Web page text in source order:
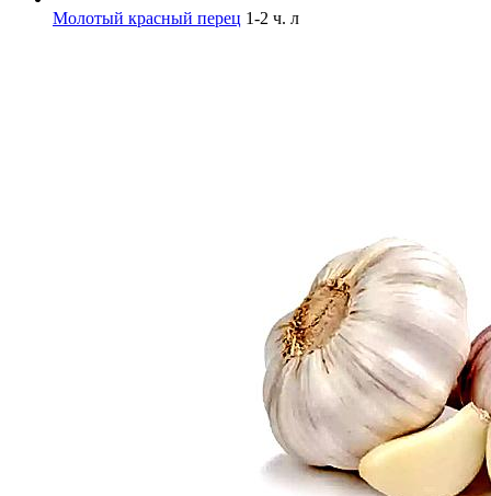
Молотый красный перец 1-2 ч. л